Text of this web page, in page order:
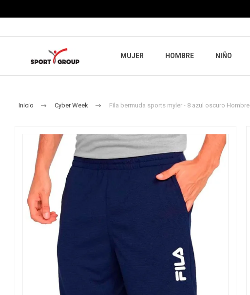
MUJER HOMBRE NIÑO
Inicio Cyber Week Fila bermuda sports myler - 8 azul oscuro Hombre